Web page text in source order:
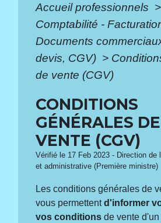
Accueil professionnels >
Comptabilité -
Documents
devis, CGV) >
de vente (CGV)
CONDITIONS
GÉNÉRALES DE
VENTE (CGV)
Vérifié le 17 Feb 2023 - Direction de
et administrative (Première ministre)
Les conditions générales de
vous permettentd'informer
vos conditions de vente